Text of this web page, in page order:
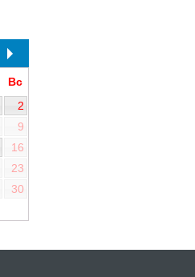
Вс
2
9
16
23
30